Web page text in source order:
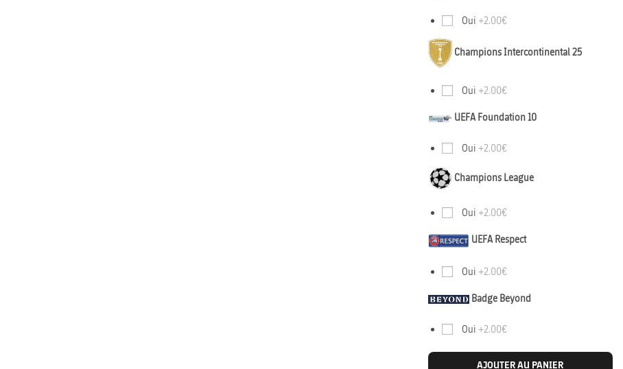
Oui +2.00€
Champions Intercontinental 25
Oui +2.00€
UEFA Foundation 10
Oui +2.00€
Champions League
Oui +2.00€
UEFA Respect
Oui +2.00€
Badge Beyond
Oui +2.00€
AJOUTER AU PANIER